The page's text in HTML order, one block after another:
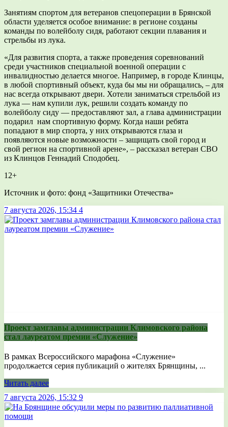
Занятиям спортом для ветеранов спецоперации в Брянской
области уделяется особое внимание: в регионе созданы
команды по волейболу сидя, работают секции плавания и
стрельбы из лука.
«Для развития спорта, а также проведения соревнований
среди участников специальной военной операции с
инвалидностью делается многое. Например, в городе Клинцы,
в любой спортивный объект, куда бы мы ни обращались, – для
нас всегда открывают двери. Хотели заниматься стрельбой из
лука — нам купили лук, решили создать команду по
волейболу сиду — предоставляют зал, а глава администрации
подарил нам спортивную форму. Когда наши ребята
попадают в мир спорта, у них открываются глаза и
появляются новые возможности – защищать свой город и
свой регион на спортивной арене», – рассказал ветеран СВО
из Клинцов Геннадий Сподобец.
12+
Источник и фото: фонд «Защитники Отечества»
7 августа 2026, 15:34 4
Проект замглавы администрации Климовского района
стал лауреатом премии «Служение»
В рамках Всероссийского марафона «Служение»
продолжается серия публикаций о жителях Брянщины, ...
Читать далее
7 августа 2026, 15:32 9